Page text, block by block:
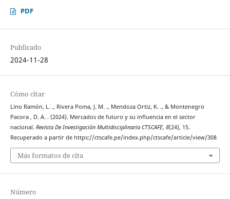
PDF
Publicado
2024-11-28
Cómo citar
Lino Ramón, L. ., Rivera Poma, J. M. ., Mendoza Ortiz, K. ., & Montenegro
Pacora , D. A. . (2024). Mercados de futuro y su influencia en el sector
nacional. Revista De Investigación Multidisciplinaria CTSCAFE, 8(24), 15.
Recuperado a partir de https://ctscafe.pe/index.php/ctscafe/article/view/308
Más formatos de cita
Número